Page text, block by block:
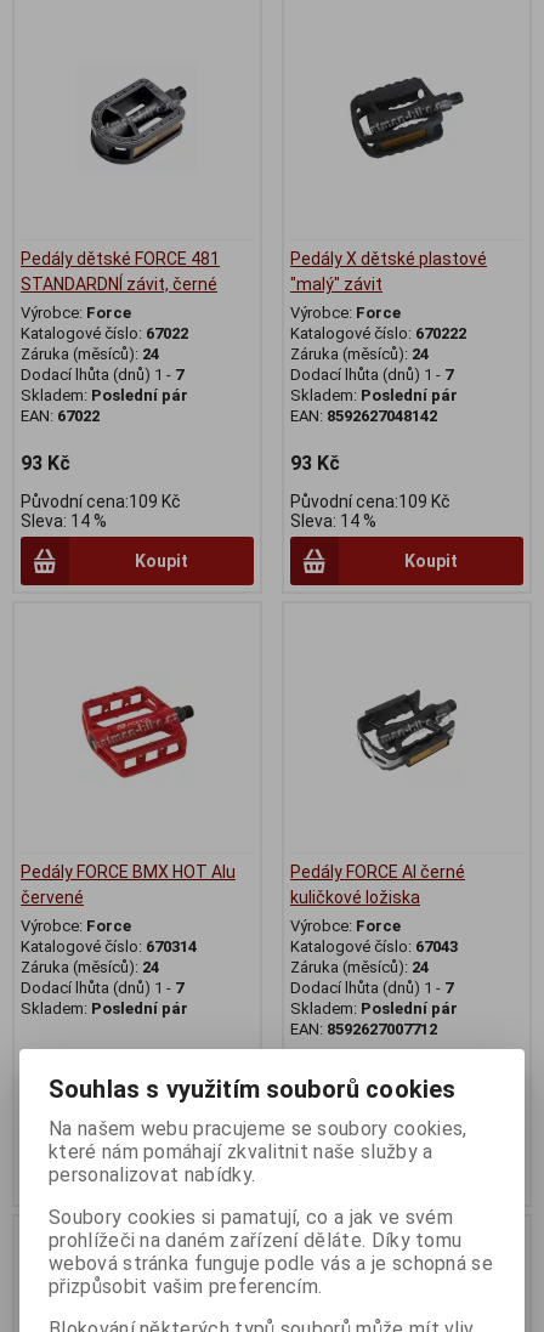
Pedály dětské FORCE 481
STANDARDNÍ závit, černé
Výrobce: Force
Katalogové číslo: 67022
Záruka (měsíců): 24
Dodací lhůta (dnů) 1 - 7
Skladem: Poslední pár
EAN: 67022
93 Kč
Původní cena:109 Kč
Sleva: 14 %
Koupit
Pedály X dětské plastové
"malý" závit
Výrobce: Force
Katalogové číslo: 670222
Záruka (měsíců): 24
Dodací lhůta (dnů) 1 - 7
Skladem: Poslední pár
EAN: 8592627048142
93 Kč
Původní cena:109 Kč
Sleva: 14 %
Koupit
Pedály FORCE BMX HOT Alu
červené
Výrobce: Force
Katalogové číslo: 670314
Záruka (měsíců): 24
Dodací lhůta (dnů) 1 - 7
Skladem: Poslední pár
509 Kč
Sleva: 15 %
Koupit
Pedály FORCE Al černé
kuličkové ložiska
Výrobce: Force
Katalogové číslo: 67043
Záruka (měsíců): 24
Dodací lhůta (dnů) 1 - 7
Skladem: Poslední pár
EAN: 8592627007712
297 Kč
Sleva: 14 %
Souhlas s využitím souborů cookies
Na našem webu pracujeme se soubory cookies,
které nám pomáhají zkvalitnit naše služby a
personalizovat nabídky.
Soubory cookies si pamatují, co a jak ve svém
prohlížeči na daném zařízení děláte. Díky tomu
webová stránka funguje podle vás a je schopná se
přizpůsobit vašim preferencím.